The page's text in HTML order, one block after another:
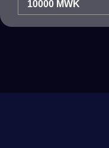
10000 MWK